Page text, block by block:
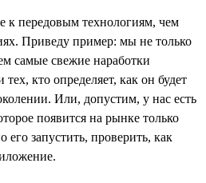
передовым технологиям, чем
Приведу пример: мы не только
самые свежие наработки
кто определяет, как он будет
Или, допустим, у нас есть
появится на рынке только
его запустить, проверить, как